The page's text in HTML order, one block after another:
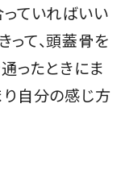
っていればいい
って、頭蓋骨を
ったときにま
り自分の感じ方